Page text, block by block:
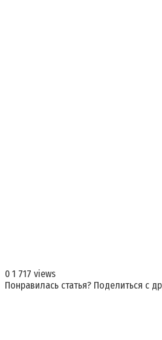
0 1 717 views
Понравилась статья? Поделиться с